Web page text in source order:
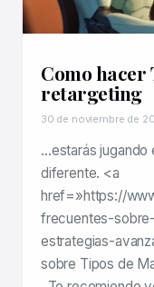
Como hacer
retargeting
30 de noviembre de
…estarás jugando
diferente. <a
href=»https://
frecuentes-
estrategias-
sobre Tipos de